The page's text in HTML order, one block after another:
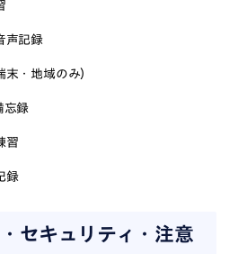
声記録
末・地域のみ）
忘録
習
録
セキュリティ・注意